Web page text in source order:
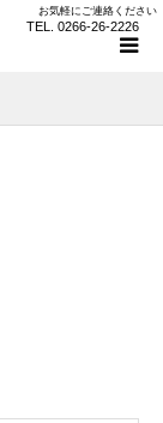
お気軽にご連絡ください
TEL. 0266-26-2226